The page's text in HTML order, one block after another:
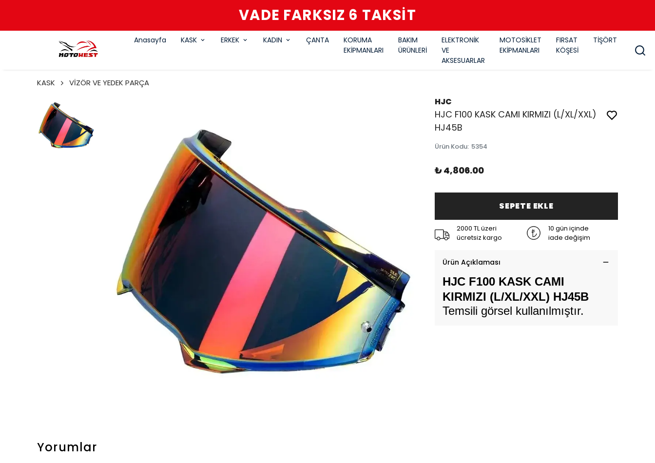
VADE FARKSIZ 6 TAKSİT
Anasayfa KASK ERKEK KADIN ÇANTA
KORUMA
EKİPMANLARI
BAKIM
ÜRÜNLERİ
ELEKTRONİK
VE
AKSESUARLAR
MOTOSİKLET
EKİPMANLARI
FIRSAT
KÖŞESİ
TİŞÖRT
KASK VİZÖR VE YEDEK PARÇA
HJC
HJC F100 KASK CAMI KIRMIZI (L/XL/XXL)
HJ45B
Ürün Kodu: 5354
₺ 4,806.00
SEPETE EKLE
2000 TL üzeri
ücretsiz kargo
10 gün içinde
iade değişim
Ürün Açıklaması
HJC F100 KASK CAMI
KIRMIZI (L/XL/XXL) HJ45B
Temsili görsel kullanılmıştır.
Yorumlar